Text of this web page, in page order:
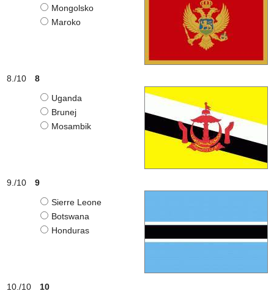
Mongolsko
Maroko
8
Uganda
Brunej
Mosambik
9
Sierre Leone
Botswana
Honduras
10